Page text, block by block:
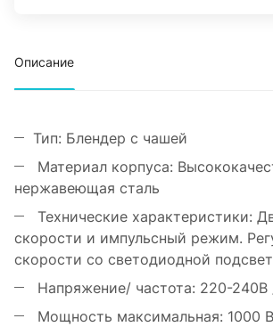
Описание
Тип: Блендер с чашей
Материал корпуса:
нержавеющая сталь
Технические характеристики:
скорости и импульсный режим.
скорости со светодиодной
Напряжение/ частота: 220-
Мощность максимальная: 1000